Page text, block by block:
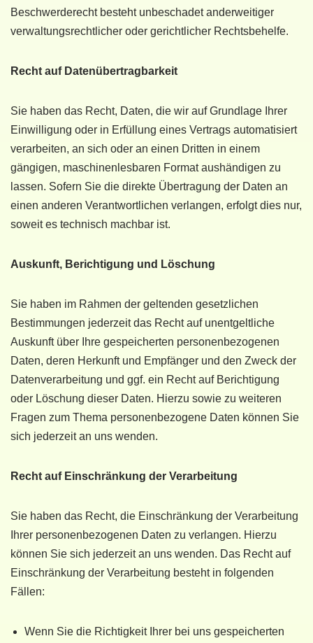
Beschwerderecht besteht unbeschadet anderweitiger
verwaltungsrechtlicher oder gerichtlicher Rechtsbehelfe.
Recht auf Daten­übertrag­barkeit
Sie haben das Recht, Daten, die wir auf Grundlage Ihrer
Einwilligung oder in Erfüllung eines Vertrags automatisiert
verarbeiten, an sich oder an einen Dritten in einem
gängigen, maschinenlesbaren Format aushändigen zu
lassen. Sofern Sie die direkte Übertragung der Daten an
einen anderen Verantwortlichen verlangen, erfolgt dies nur,
soweit es technisch machbar ist.
Auskunft, Berichtigung und Löschung
Sie haben im Rahmen der geltenden gesetzlichen
Bestimmungen jederzeit das Recht auf unentgeltliche
Auskunft über Ihre gespeicherten personenbezogenen
Daten, deren Herkunft und Empfänger und den Zweck der
Datenverarbeitung und ggf. ein Recht auf Berichtigung
oder Löschung dieser Daten. Hierzu sowie zu weiteren
Fragen zum Thema personenbezogene Daten können Sie
sich jederzeit an uns wenden.
Recht auf Einschränkung der Verarbeitung
Sie haben das Recht, die Einschränkung der Verarbeitung
Ihrer personenbezogenen Daten zu verlangen. Hierzu
können Sie sich jederzeit an uns wenden. Das Recht auf
Einschränkung der Verarbeitung besteht in folgenden
Fällen:
Wenn Sie die Richtigkeit Ihrer bei uns gespeicherten